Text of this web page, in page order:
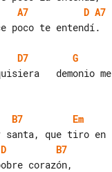
A7 D A7
D7
G
B7
Em
D
B7